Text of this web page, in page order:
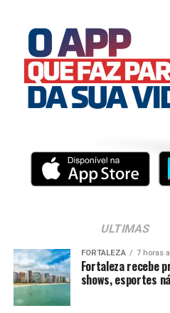
ULTIMAS
FORTALEZA 7 horas
Fortaleza recebe
shows, esportes